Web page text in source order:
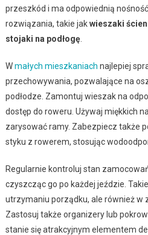
przeszkód i ma odpowiednią
rozwiązania, takie jakwieszaki
stojaki na podłogę.
Wmałych mieszkaniach najlepiej
przechowywania, pozwalające na
podłodze. Zamontuj wieszak na
dostęp do roweru. Używaj miękkich
zarysować ramy. Zabezpiecz także
styku z rowerem, stosując
Regularnie kontroluj stan
czyszcząc go po każdej jeździe.
utrzymaniu porządku, ale również w
Zastosuj także organizery lub
stanie się atrakcyjnym elementem